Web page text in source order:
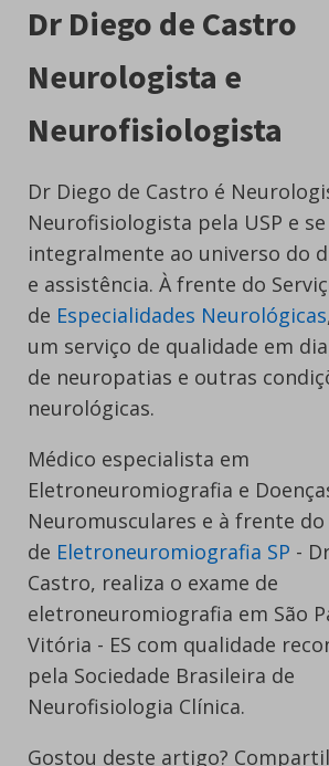
Dr Diego de Castro
Neurologista e
Neurofisiologista
Dr Diego de Castro é
Neurofisiologista pela USP e
integralmente ao universo do
e assistência. À frente do
de Especialidades Neurológicas
um serviço de qualidade em
de neuropatias e outras
neurológicas.
Médico especialista em
Eletroneuromiografia e
Neuromusculares e à frente do
de Eletroneuromiografia SP -
Castro, realiza o exame de
eletroneuromiografia em São
Vitória - ES com qualidade
pela Sociedade Brasileira de
Neurofisiologia Clínica.
Gostou deste artigo?